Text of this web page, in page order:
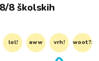
8 školskih
lol! aww vrh! woot?!